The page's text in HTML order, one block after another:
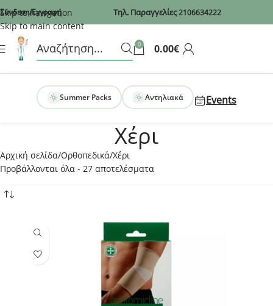
Recaptcha
Skip to navigation
Skip to main content
Σύνδεση/Εγγραφή Τηλ. Παραγγελίες2106634222
0 0.00€
Summer Packs Αντηλιακά Events
Χέρι
Αρχική σελίδα Ορθοπεδικά Χέρι
Προβάλλονται όλα - 27 αποτελέσματα